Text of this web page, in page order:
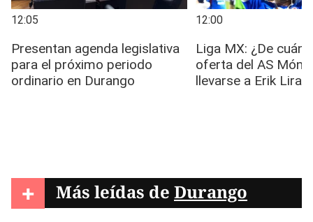
+ Más leídas de Durango